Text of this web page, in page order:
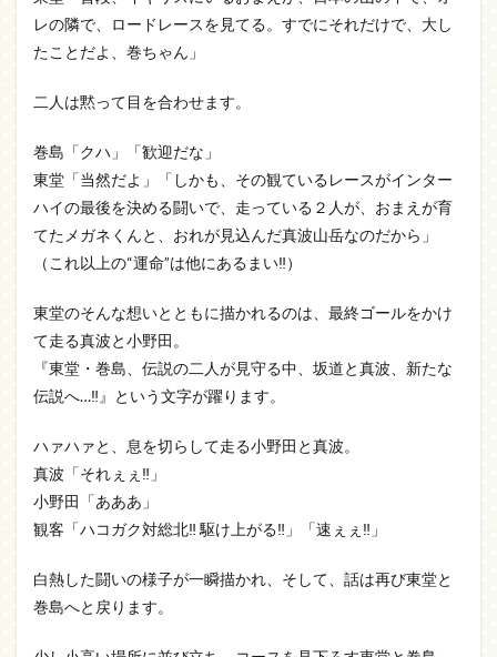
レの隣で、ロードレースを見てる。すでにそれだけで、大し
たことだよ、巻ちゃん」
二人は黙って目を合わせます。
巻島「クハ」「歓迎だな」
東堂「当然だよ」「しかも、その観ているレースがインター
ハイの最後を決める闘いで、走っている２人が、おまえが育
てたメガネくんと、おれが見込んだ真波山岳なのだから」
（これ以上の“運命”は他にあるまい‼）
東堂のそんな想いとともに描かれるのは、最終ゴールをかけ
て走る真波と小野田。
『東堂・巻島、伝説の二人が見守る中、坂道と真波、新たな
伝説へ…‼』という文字が躍ります。
ハァハァと、息を切らして走る小野田と真波。
真波「それぇぇ‼」
小野田「あああ」
観客「ハコガク対総北‼ 駆け上がる‼」「速ぇぇ‼」
白熱した闘いの様子が一瞬描かれ、そして、話は再び東堂と
巻島へと戻ります。